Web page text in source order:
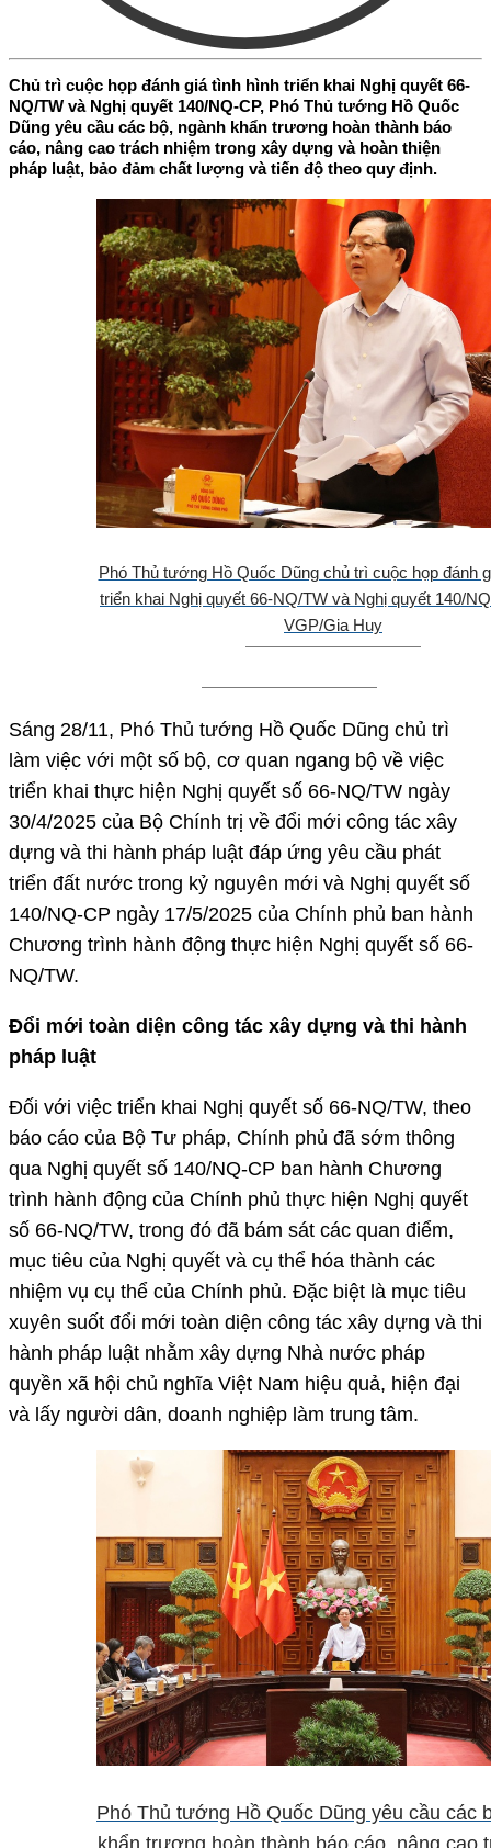
Chủ trì cuộc họp đánh giá tình hình triển khai Nghị quyết 66-
NQ/TW và Nghị quyết 140/NQ-CP, Phó Thủ tướng Hồ Quốc
Dũng yêu cầu các bộ, ngành khẩn trương hoàn thành báo
cáo, nâng cao trách nhiệm trong xây dựng và hoàn thiện
pháp luật, bảo đảm chất lượng và tiến độ theo quy định.
Phó Thủ tướng Hồ Quốc Dũng chủ trì cuộc họp đánh
triển khai Nghị quyết 66-NQ/TW và Nghị quyết 140/
VGP/Gia Huy
Sáng 28/11, Phó Thủ tướng Hồ Quốc Dũng chủ trì
làm việc với một số bộ, cơ quan ngang bộ về việc
triển khai thực hiện Nghị quyết số 66-NQ/TW ngày
30/4/2025 của Bộ Chính trị về đổi mới công tác xây
dựng và thi hành pháp luật đáp ứng yêu cầu phát
triển đất nước trong kỷ nguyên mới và Nghị quyết số
140/NQ-CP ngày 17/5/2025 của Chính phủ ban hành
Chương trình hành động thực hiện Nghị quyết số 66-
NQ/TW.
Đổi mới toàn diện công tác xây dựng và thi hành
pháp luật
Đối với việc triển khai Nghị quyết số 66-NQ/TW, theo
báo cáo của Bộ Tư pháp, Chính phủ đã sớm thông
qua Nghị quyết số 140/NQ-CP ban hành Chương
trình hành động của Chính phủ thực hiện Nghị quyết
số 66-NQ/TW, trong đó đã bám sát các quan điểm,
mục tiêu của Nghị quyết và cụ thể hóa thành các
nhiệm vụ cụ thể của Chính phủ. Đặc biệt là mục tiêu
xuyên suốt đổi mới toàn diện công tác xây dựng và thi
hành pháp luật nhằm xây dựng Nhà nước pháp
quyền xã hội chủ nghĩa Việt Nam hiệu quả, hiện đại
và lấy người dân, doanh nghiệp làm trung tâm.
Phó Thủ tướng Hồ Quốc Dũng yêu cầu các
khẩn trương hoàn thành báo cáo, nâng cao